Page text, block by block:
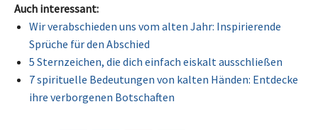
Auch interessant:
Wir verabschieden uns vom alten Jahr: Inspirierende
Sprüche für den Abschied
5 Sternzeichen, die dich einfach eiskalt ausschließen
7 spirituelle Bedeutungen von kalten Händen: Entdecke
ihre verborgenen Botschaften